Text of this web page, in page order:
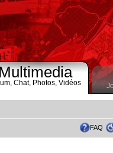
Chat, Photos, Vidéos
FAQ